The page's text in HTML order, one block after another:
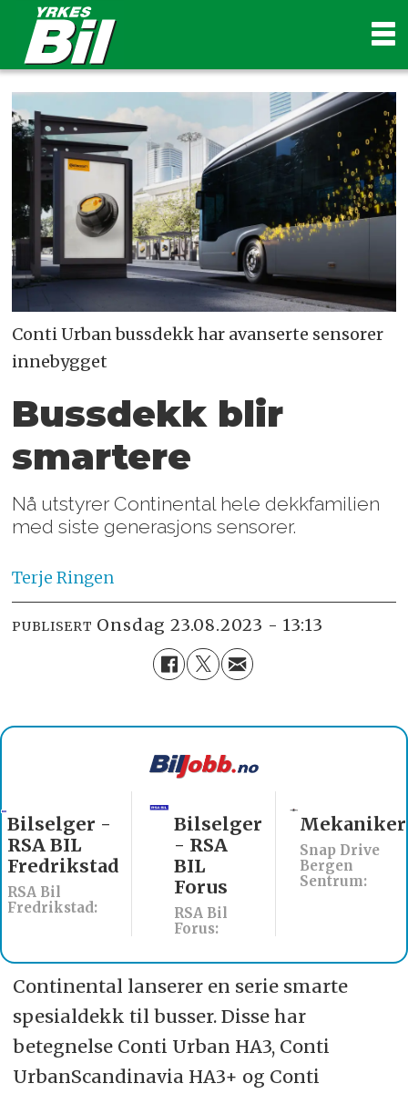
Conti Urban bussdekk har avanserte sensorer
innebygget
Bussdekk blir
smartere
Nå utstyrer Continental hele dekkfamilien
med siste generasjons sensorer.
Terje Ringen
PUBLISERT onsdag 23.08.2023 - 13:13
RSA Bil
Bilselger
- RSA
BIL
Forus
Snap Drive
Bergen
Sentrum:
Mekaniker
Billakkerer
søkes til
Werksta
Åsane
Continental lanserer en serie smarte
spesialdekk til busser. Disse har
betegnelse Conti Urban HA3, Conti
UrbanScandinavia HA3+ og Conti